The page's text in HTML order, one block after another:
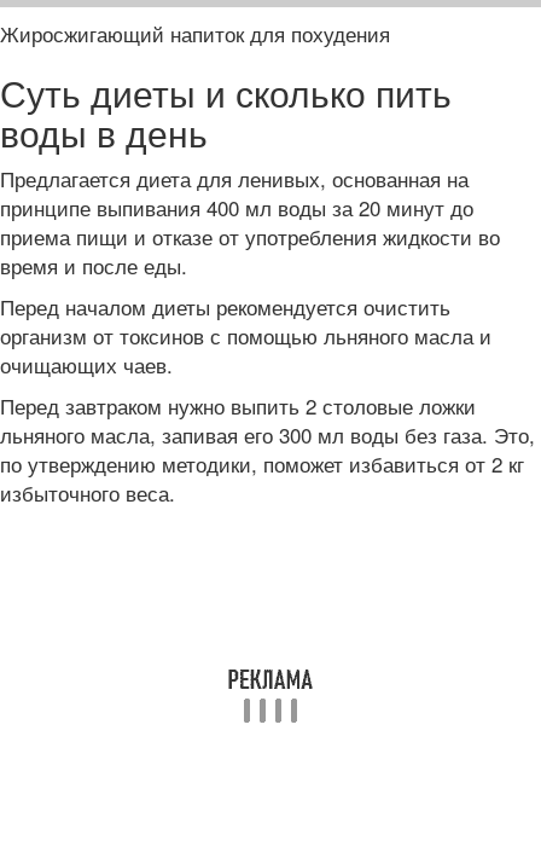
Жиросжигающий напиток для похудения
Суть диеты и сколько пить
воды в день
Предлагается диета для ленивых, основанная на
принципе выпивания 400 мл воды за 20 минут до
приема пищи и отказе от употребления жидкости во
время и после еды.
Перед началом диеты рекомендуется очистить
организм от токсинов с помощью льняного масла и
очищающих чаев.
Перед завтраком нужно выпить 2 столовые ложки
льняного масла, запивая его 300 мл воды без газа. Это,
по утверждению методики, поможет избавиться от 2 кг
избыточного веса.